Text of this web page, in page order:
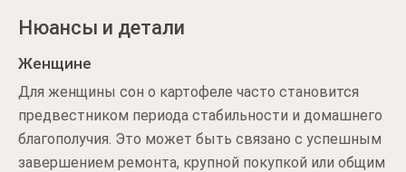
Нюансы и детали
Женщине
Для женщины сон о картофеле часто становится
предвестником периода стабильности и домашнего
благополучия. Это может быть связано с успешным
завершением ремонта, крупной покупкой или общим